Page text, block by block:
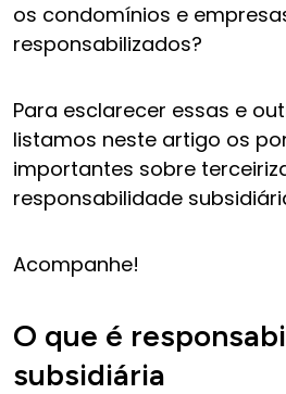
os condomínios e
responsabilizados?
Para esclarecer essas e
listamos neste artigo os
importantes sobre
responsabilidade
Acompanhe!
O que é
subsidiária